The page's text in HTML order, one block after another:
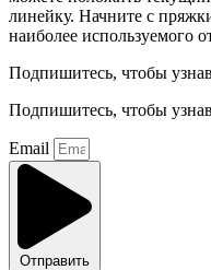
линейку. Начните с
наиболее используемого
Подпишитесь, чтобы
Подпишитесь, чтобы
Email
Отправить